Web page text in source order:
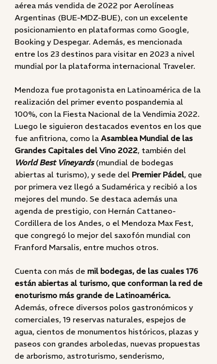
aérea más vendida de 2022 por Aerolíneas
Argentinas (BUE-MDZ-BUE), con un excelente
posicionamiento en plataformas como Google,
Booking y Despegar. Además, es mencionada
entre los 23 destinos para visitar en 2023 a nivel
mundial por la plataforma internacional Traveler.
Mendoza fue protagonista en Latinoamérica de la
realización del primer evento pospandemia al
100%, con la Fiesta Nacional de la Vendimia 2022.
Luego le siguieron destacados eventos en los que
fue anfitriona, como la Asamblea Mundial de las
Grandes Capitales del Vino 2022, también del
World Best Vineyards (mundial de bodegas
abiertas al turismo), y sede del Premier Pádel, que
por primera vez llegó a Sudamérica y recibió a los
mejores del mundo. Se destaca además una
agenda de prestigio, con Hernán Cattaneo-
Cordillera de los Andes, o el Mendoza Max Fest,
que congregó lo mejor del saxofón mundial con
Franford Marsalis, entre muchos otros.
Cuenta con más de mil bodegas, de las cuales 176
están abiertas al turismo, que conforman la red de
enoturismo más grande de Latinoamérica.
Además, ofrece diversos polos gastronómicos y
comerciales, 19 reservas naturales, espejos de
agua, cientos de monumentos históricos, plazas y
paseos con grandes arboledas, nuevas propuestas
de arborismo, astroturismo, senderismo,